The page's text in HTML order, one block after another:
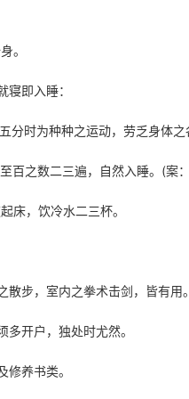
。
寝即入睡：
分时为种种之运动，劳乏身体
百之数二三遍，自然入睡。(案
床，饮冷水二三杯。
散步，室内之拳术击剑，皆有用。
多开户，独处时尤然。
修养书类。